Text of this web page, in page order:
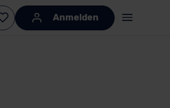
Anmelden